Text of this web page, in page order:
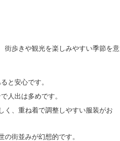
街歩きや観光を楽しみやすい季節を意
と安心です。
人出は多めです。
く、重ね着で調整しやすい服装がお
街並みが幻想的です。